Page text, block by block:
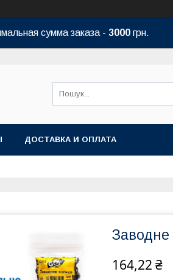
сумма заказа - 3000 грн.
ДОСТАВКА И ОПЛАТА
Заводне
164,22 ₴